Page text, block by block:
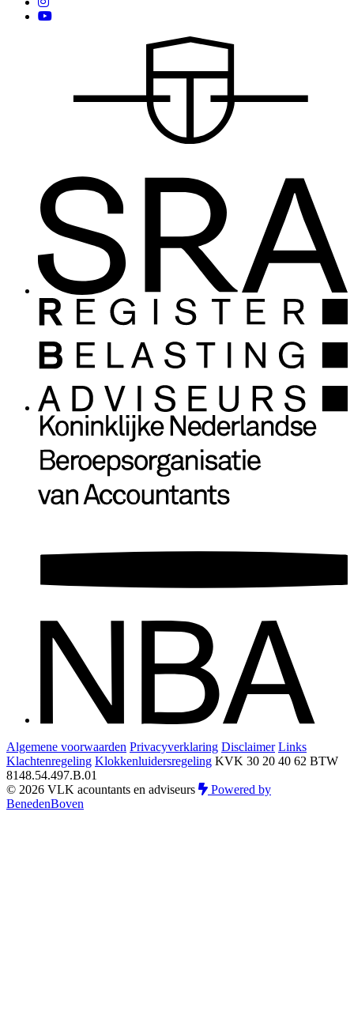
Algemene voorwaarden Privacyverklaring Disclaimer Links
Klachtenregeling Klokkenluidersregeling KVK 30 20 40 62 BTW
8148.54.497.B.01
© 2026 VLK acountants en adviseurs
Powered by
BenedenBoven